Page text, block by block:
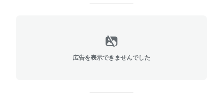
広告を表示できませんでした